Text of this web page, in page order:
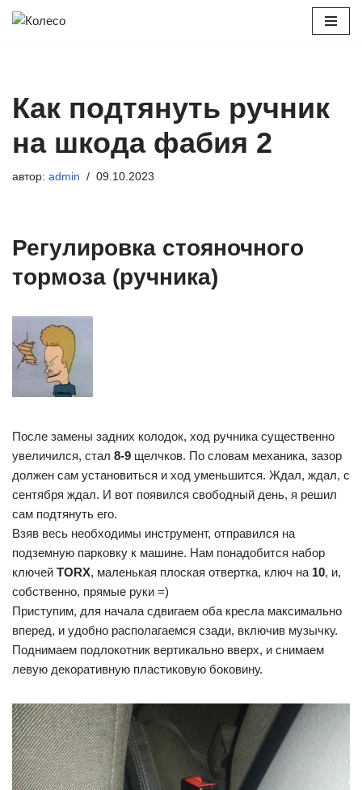
Как подтянуть ручник
на шкода фабия 2
автор: admin 09.10.2023
Регулировка стояночного
тормоза (ручника)
После замены задних колодок, ход ручника существенно
увеличился, стал 8-9 щелчков. По словам механика, зазор
должен сам установиться и ход уменьшится. Ждал, ждал, с
сентября ждал. И вот появился свободный день, я решил
сам подтянуть его.
Взяв весь необходимы инструмент, отправился на
подземную парковку к машине. Нам понадобится набор
ключей TORX, маленькая плоская отвертка, ключ на 10, и,
собственно, прямые руки =)
Приступим, для начала сдвигаем оба кресла максимально
вперед, и удобно располагаемся сзади, включив музычку.
Поднимаем подлокотник вертикально вверх, и снимаем
левую декоративную пластиковую боковину.